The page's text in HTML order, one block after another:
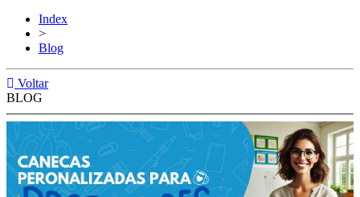
Index
>
Blog
Voltar
BLOG